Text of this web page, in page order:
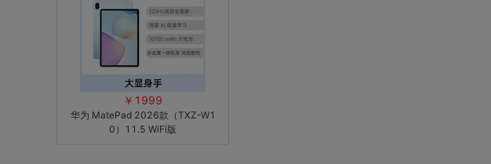
￥1999
华为 MatePad 2026款（TXZ-W1
0）11.5 WiFi版